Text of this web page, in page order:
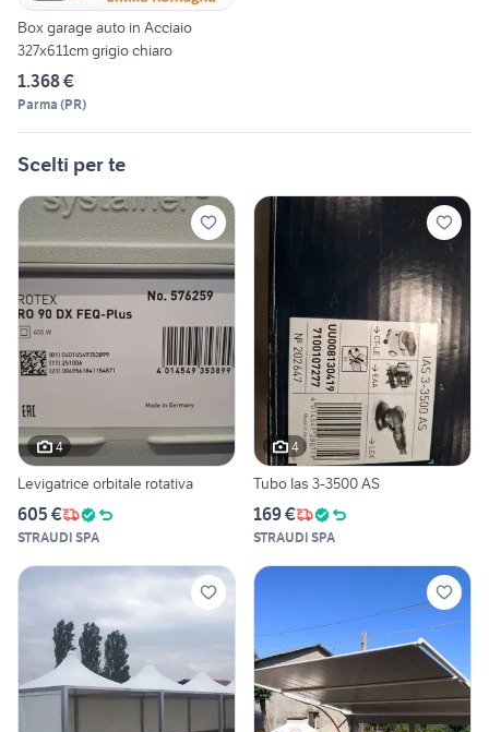
Box garage auto in Acciaio
327x611cm grigio chiaro
1.368 €
Parma (PR)
Scelti per te
4
Levigatrice orbitale rotativa
605 €
STRAUDI SPA
4
Tubo Ias 3-3500 AS
169 €
STRAUDI SPA